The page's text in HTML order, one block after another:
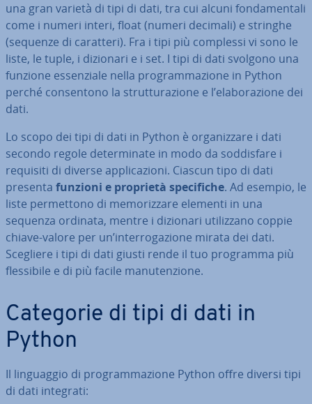
una gran varietà di tipi di dati, tra cui alcuni fon­da­men­ta­li
come i numeri interi, float (numeri decimali) e stringhe
(sequenze di caratteri). Fra i tipi più complessi vi sono le
liste, le tuple, i dizionari e i set. I tipi di dati svolgono una
funzione es­sen­zia­le nella pro­gram­ma­zio­ne in Python
perché con­sen­to­no la strut­tu­ra­zio­ne e l’ela­bo­ra­zio­ne dei
dati.
Lo scopo dei tipi di dati in Python è or­ga­niz­za­re i dati
secondo regole de­ter­mi­na­te in modo da sod­di­sfa­re i
requisiti di diverse ap­pli­ca­zio­ni. Ciascun tipo di dati
presenta funzioni e proprietà spe­ci­fi­che. Ad esempio, le
liste per­met­to­no di me­mo­riz­za­re elementi in una
sequenza ordinata, mentre i dizionari uti­liz­za­no coppie
chiave-valore per un’in­ter­ro­ga­zio­ne mirata dei dati.
Scegliere i tipi di dati giusti rende il tuo programma più
fles­si­bi­le e di più facile ma­nu­ten­zio­ne.
Categorie di tipi di dati in
Python
Il lin­guag­gio di pro­gram­ma­zio­ne Python offre diversi tipi
di dati integrati: